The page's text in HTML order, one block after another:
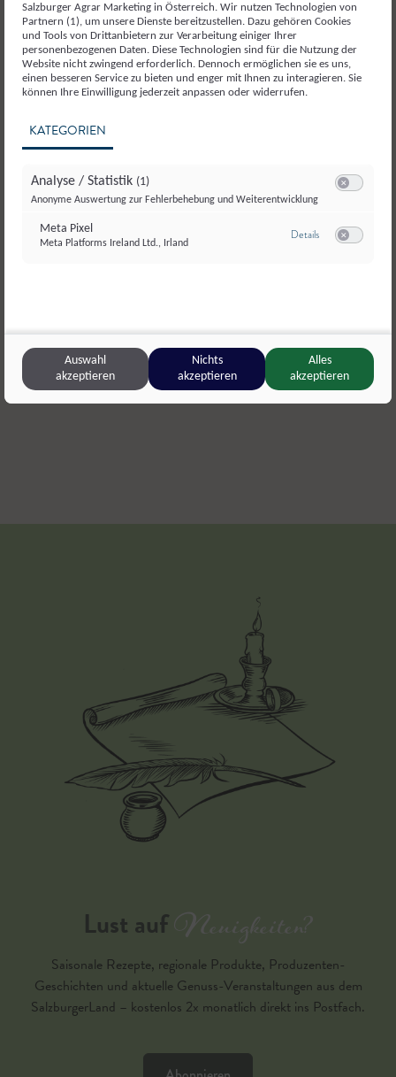
Imkerei Mayrhofer,Bischofshofen
Blütenhonig
Imker
Lust aufNeuigkeiten?
Saisonale Rezepte, regionale Produkte, Produzenten-
Geschichten und aktuelle Genuss-Veranstaltungen aus dem
SalzburgerLand – kostenlos 2x monatlich direkt ins Postfach.
Salzburger Agrar Marketing in Österreich. Wir nutzen Technologien von
Partnern (1), um unsere Dienste bereitzustellen. Dazu gehören Cookies
und Tools von Drittanbietern zur Verarbeitung einiger Ihrer
personenbezogenen Daten. Diese Technologien sind für die Nutzung der
Website nicht zwingend erforderlich. Dennoch ermöglichen sie es uns,
einen besseren Service zu bieten und enger mit Ihnen zu interagieren. Sie
können Ihre Einwilligung jederzeit anpassen oder widerrufen.
KATEGORIEN
Analyse / Statistik (1)
Anonyme Auswertung zur Fehlerbehebung und Weiterentwicklung
Meta Pixel
Meta Platforms Ireland Ltd., Irland
Detailszu Meta Pixel
Auswahl
akzeptieren
Nichts
akzeptieren
Alles
akzeptieren